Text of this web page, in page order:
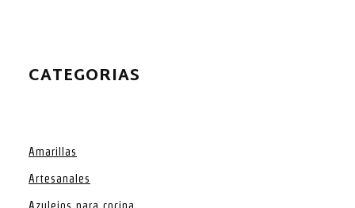
CATEGORIAS
Amarillas
Artesanales